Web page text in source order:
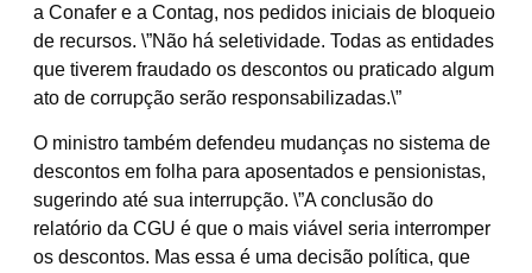
a Conafer e a Contag, nos pedidos iniciais de bloqueio
de recursos. \”Não há seletividade. Todas as entidades
que tiverem fraudado os descontos ou praticado algum
ato de corrupção serão responsabilizadas.\”
O ministro também defendeu mudanças no sistema de
descontos em folha para aposentados e pensionistas,
sugerindo até sua interrupção. \”A conclusão do
relatório da CGU é que o mais viável seria interromper
os descontos. Mas essa é uma decisão política, que